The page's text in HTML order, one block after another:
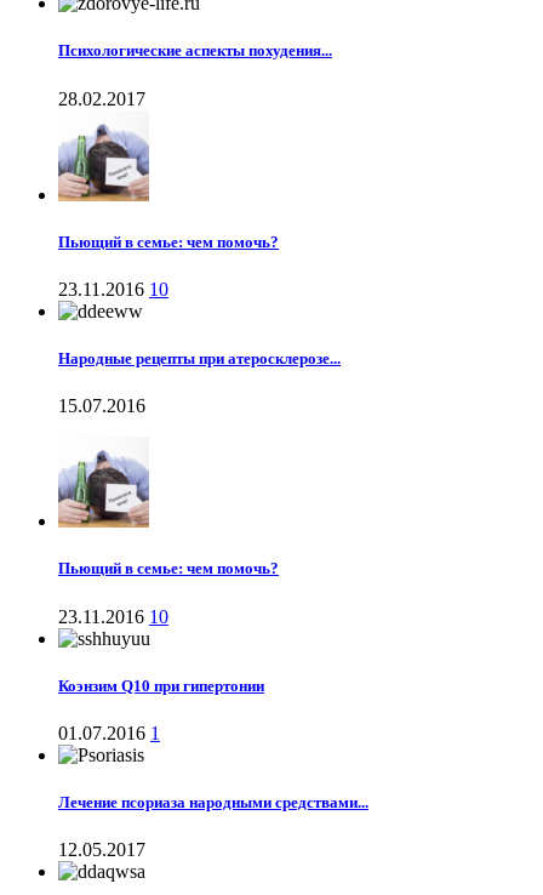
Психологические аспекты похудения...
28.02.2017
Пьющий в семье: чем помочь?
23.11.2016 10
Народные рецепты при атеросклерозе...
15.07.2016
Пьющий в семье: чем помочь?
23.11.2016 10
Коэнзим Q10 при гипертонии
01.07.2016 1
Лечение псориаза народными средствами...
12.05.2017